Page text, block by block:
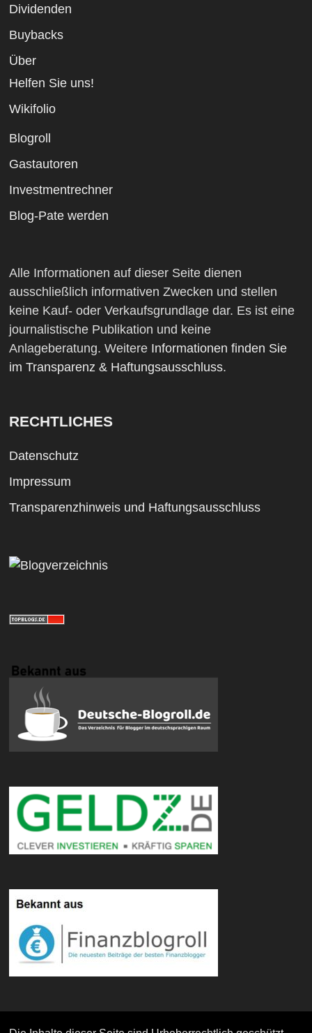
Dividenden
Buybacks
Über
Helfen Sie uns!
Wikifolio
Blogroll
Gastautoren
Investmentrechner
Blog-Pate werden
Alle Informationen auf dieser Seite dienen
ausschließlich informativen Zwecken und stellen
keine Kauf- oder Verkaufsgrundlage dar. Es ist eine
journalistische Publikation und keine
Anlageberatung. Weitere Informationen finden Sie
im Transparenz & Haftungsausschluss.
RECHTLICHES
Datenschutz
Impressum
Transparenzhinweis und Haftungsausschluss